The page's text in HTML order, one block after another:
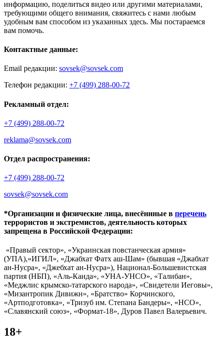
информацию, поделиться видео или другими материалами,
требующими общего внимания, свяжитесь с нами любым
удобным вам способом из указанных здесь. Мы постараемся
вам помочь.
Контактные данные:
Email редакции: sovsek@sovsek.com
Телефон редакции: +7 (499) 288-00-72
Рекламный отдел:
+7 (499) 288-00-72
reklama@sovsek.com
Отдел распространения:
+7 (499) 288-00-72
sovsek@sovsek.com
*Организации и физические лица, внесённные в перечень
террористов и экстремистов, деятельность которых
запрещена в Российской Федерации:
«Правый сектор», «Украинская повстанческая армия»
(УПА),«ИГИЛ», «Джабхат Фатх аш-Шам» (бывшая «Джабхат
ан-Нусра», «Джебхат ан-Нусра»), Национал-Большевистская
партия (НБП), «Аль-Каида», «УНА-УНСО», «Талибан»,
«Меджлис крымско-татарского народа», «Свидетели Иеговы»,
«Мизантропик Дивижн», «Братство» Корчинского,
«Артподготовка», «Тризуб им. Степана Бандеры», «НСО»,
«Славянский союз», «Формат-18», Дуров Павел Валерьевич.
18+